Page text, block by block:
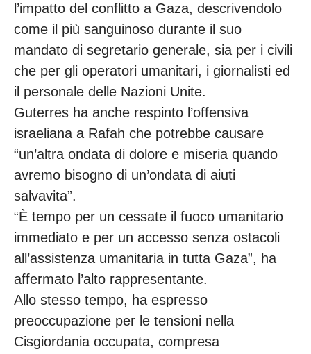
l’impatto del conflitto a Gaza, descrivendolo
come il più sanguinoso durante il suo
mandato di segretario generale, sia per i civili
che per gli operatori umanitari, i giornalisti ed
il personale delle Nazioni Unite.
Guterres ha anche respinto l’offensiva
israeliana a Rafah che potrebbe causare
“un’altra ondata di dolore e miseria quando
avremo bisogno di un’ondata di aiuti
salvavita”.
“È tempo per un cessate il fuoco umanitario
immediato e per un accesso senza ostacoli
all’assistenza umanitaria in tutta Gaza”, ha
affermato l’alto rappresentante.
Allo stesso tempo, ha espresso
preoccupazione per le tensioni nella
Cisgiordania occupata, compresa